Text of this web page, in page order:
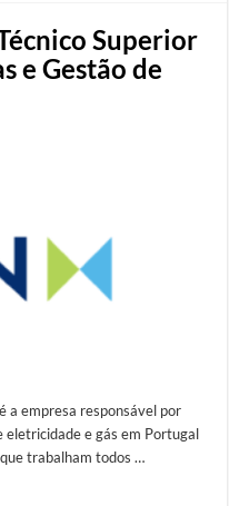
Superior
e Gestão de
a empresa responsável por
e gás em Portugal
trabalham todos …